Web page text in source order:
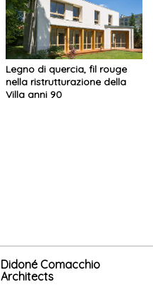
Legno di quercia, fil rouge
nella ristrutturazione della
Villa anni 90
Didoné Comacchio
Architects